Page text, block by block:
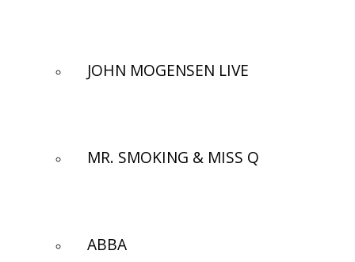
JOHN MOGENSEN LIVE
MR. SMOKING & MISS Q
ABBA